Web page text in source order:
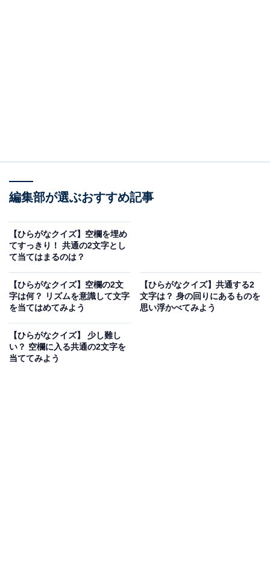
編集部が選ぶおすすめ記事
【ひらがなクイズ】空欄を埋め
てすっきり！ 共通の2文字とし
て当てはまるのは？
【ひらがなクイズ】空欄の2文
字は何？ リズムを意識して文字
を当てはめてみよう
【ひらがなクイズ】共通する2
文字は？ 身の回りにあるものを
思い浮かべてみよう
【ひらがなクイズ】 少し難し
い？ 空欄に入る共通の2文字を
当ててみよう